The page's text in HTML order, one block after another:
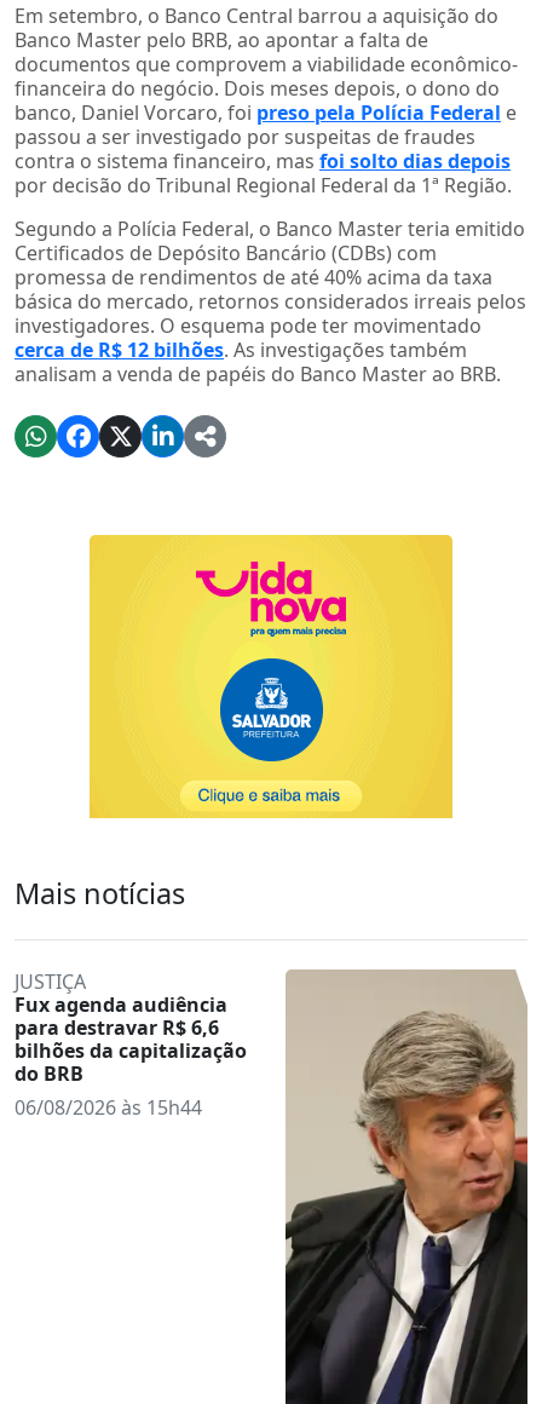
Em setembro, o Banco Central barrou a aquisição do
Banco Master pelo BRB, ao apontar a falta de
documentos que comprovem a viabilidade econômico-
financeira do negócio. Dois meses depois, o dono do
banco, Daniel Vorcaro, foi preso pela Polícia Federal e
passou a ser investigado por suspeitas de fraudes
contra o sistema financeiro, mas foi solto dias depois
por decisão do Tribunal Regional Federal da 1ª Região.
Segundo a Polícia Federal, o Banco Master teria emitido
Certificados de Depósito Bancário (CDBs) com
promessa de rendimentos de até 40% acima da taxa
básica do mercado, retornos considerados irreais pelos
investigadores. O esquema pode ter movimentado
cerca de R$ 12 bilhões. As investigações também
analisam a venda de papéis do Banco Master ao BRB.
Mais notícias
JUSTIÇA
Fux agenda audiência
para destravar R$ 6,6
bilhões da capitalização
do BRB
06/08/2026 às 15h44